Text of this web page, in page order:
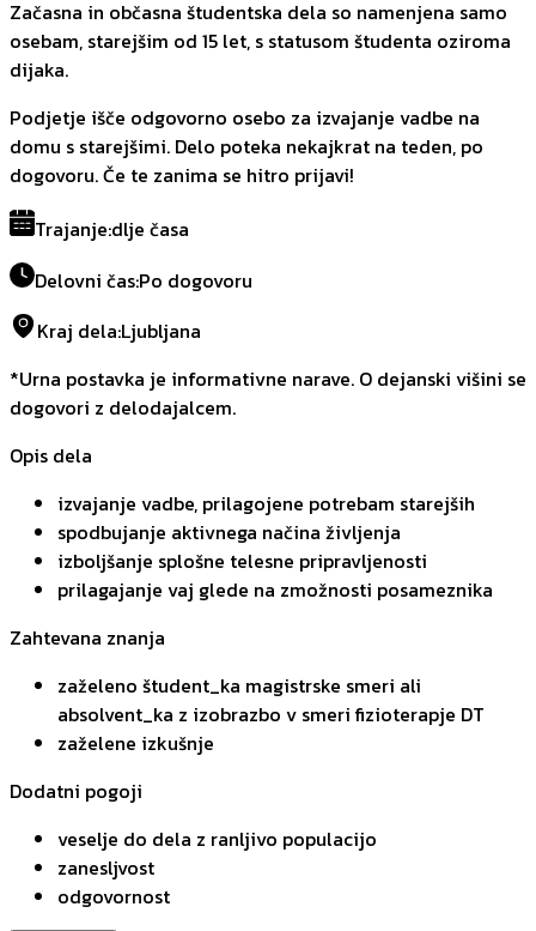
Začasna in občasna študentska dela so namenjena samo
osebam, starejšim od 15 let, s statusom študenta oziroma
dijaka.
Podjetje išče odgovorno osebo za izvajanje vadbe na
domu s starejšimi. Delo poteka nekajkrat na teden, po
dogovoru. Če te zanima se hitro prijavi!
Trajanje:dlje časa
Delovni čas:Po dogovoru
Kraj dela:Ljubljana
*Urna postavka je informativne narave. O dejanski višini se
dogovori z delodajalcem.
Opis dela
izvajanje vadbe, prilagojene potrebam starejših
spodbujanje aktivnega načina življenja
izboljšanje splošne telesne pripravljenosti
prilagajanje vaj glede na zmožnosti posameznika
Zahtevana znanja
zaželeno študent_ka magistrske smeri ali
absolvent_ka z izobrazbo v smeri fizioterapje DT
zaželene izkušnje
Dodatni pogoji
veselje do dela z ranljivo populacijo
zanesljvost
odgovornost